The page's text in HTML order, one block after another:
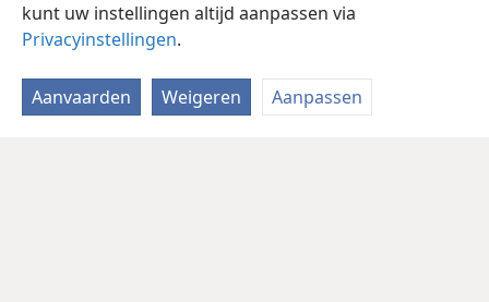
kunt uw instellingen altijd aanpassen via
Privacyinstellingen.
Aanvaarden Weigeren Aanpassen